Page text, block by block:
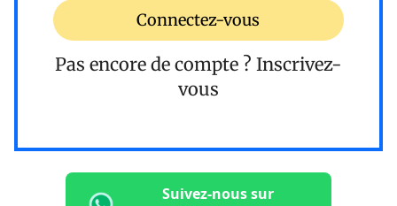
Connectez-vous
Pas encore de compte ? Inscrivez-
vous
Suivez-nous sur